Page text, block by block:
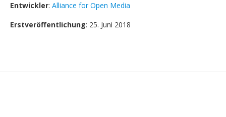
Entwickler: Alliance for Open Media
Erstveröffentlichung: 25. Juni 2018